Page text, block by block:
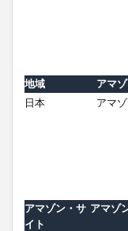
地域
アマ
日本
アマ
アマゾン・サ
イト
アマゾ